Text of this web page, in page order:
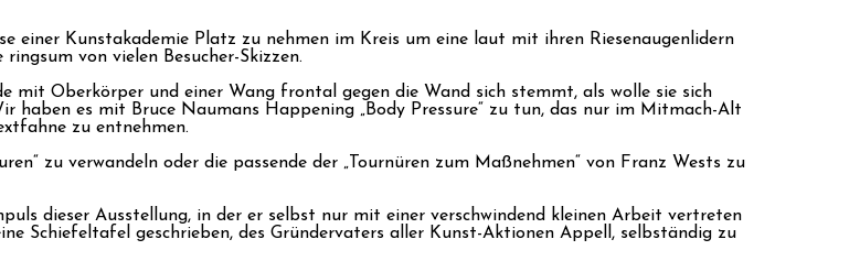
einer Kunstakademie Platz zu nehmen im Kreis um eine laut mit ihren Riesenaugenlidern
von vielen Besucher-Skizzen.
mit Oberkörper und einer Wang frontal gegen die Wand sich stemmt, als wolle sie sich
haben es mit Bruce Naumans Happening „Body Pressure“ zu tun, das nur im Mitmach-Alt
zu entnehmen.
zu verwandeln oder die passende der „Tournüren zum Maßnehmen“ von Franz Wests zu
dieser Ausstellung, in der er selbst nur mit einer verschwindend kleinen Arbeit vertreten
Schiefeltafel geschrieben, des Gründervaters aller Kunst-Aktionen Appell, selbständig zu